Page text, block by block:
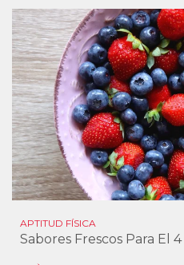
APTITUD FÍSICA
Sabores Frescos Para El